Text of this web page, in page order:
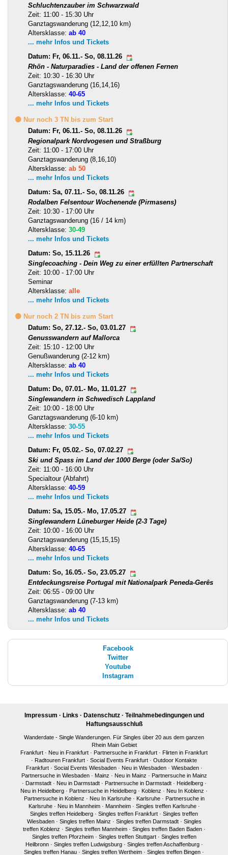
Schluchtenzauber im Schwarzwald
Zeit: 11:00 - 15:30 Uhr
Ganztagswanderung (12,12,10 km)
Altersklasse: ab 40
... mehr Infos und Tickets
Datum: Fr, 06.11.- So, 08.11.26
Rhön - Naturparadies - Land der offenen Fernen
Zeit: 10:30 - 16:30 Uhr
Ganztagswanderung (16,14,16)
Altersklasse: 40-65
... mehr Infos und Tickets
🟡 Nur noch 3 TN bis zum Start
Datum: Fr, 06.11.- So, 08.11.26
Regionalpark Nordvogesen und Straßburg
Zeit: 11:00 - 17:00 Uhr
Ganztagswanderung (8,16,10)
Altersklasse: ab 50
... mehr Infos und Tickets
Datum: Sa, 07.11.- So, 08.11.26
Rodalben Felsentour Wochenende (Pirmasens)
Zeit: 10:30 - 17:00 Uhr
Ganztagswanderung (16 / 14 km)
Altersklasse: 30-49
... mehr Infos und Tickets
Datum: So, 15.11.26
Singlecoaching - Dein Weg zu einer erfüllten Partnerschaft
Zeit: 10:00 - 17:00 Uhr
Seminar
Altersklasse: alle
... mehr Infos und Tickets
🟡 Nur noch 2 TN bis zum Start
Datum: So, 27.12.- So, 03.01.27
Genusswandern auf Mallorca
Zeit: 15:10 - 12:00 Uhr
Genußwanderung (2-12 km)
Altersklasse: ab 40
... mehr Infos und Tickets
Datum: Do, 07.01.- Mo, 11.01.27
Singlewandern in Schwedisch Lappland
Zeit: 10:00 - 18:00 Uhr
Ganztagswanderung (6-10 km)
Altersklasse: 30-55
... mehr Infos und Tickets
Datum: Fr, 05.02.- So, 07.02.27
Ski und Spass im Land der 1000 Berge (oder Sa/So)
Zeit: 11:00 - 16:00 Uhr
Specialtour (Abfahrt)
Altersklasse: 40-59
... mehr Infos und Tickets
Datum: Sa, 15.05.- Mo, 17.05.27
Singlewandern Lüneburger Heide (2-3 Tage)
Zeit: 10:00 - 16:00 Uhr
Ganztagswanderung (15,15,15)
Altersklasse: 40-65
... mehr Infos und Tickets
Datum: So, 16.05.- So, 23.05.27
Entdeckungsreise Portugal mit Nationalpark Peneda-Gerês
Zeit: 06:55 - 09:00 Uhr
Ganztagswanderung (7-13 km)
Altersklasse: ab 40
... mehr Infos und Tickets
Facebook
Twitter
Youtube
Instagram
Impressum · Links · Datenschutz· Teilnahmebedingungen und
Haftungsausschluß
Wanderdate - Single Wanderungen. Für Singles über 20 aus dem ganzen
Rhein Main Gebiet
Frankfurt · Neu in Frankfurt · Partnersuche in Frankfurt · Flirten in Frankfurt
· Radtouren Frankfurt · Social Events Frankfurt · Outdoor Kontakte
Frankfurt· Social Events Wiesbaden· Neu in Wiesbaden· Wiesbaden·
Partnersuche in Wiesbaden· Mainz · Neu in Mainz · Partnersuche in Mainz
· Darmstadt· Neu in Darmstadt· Partnersuche in Darmstadt· Heidelberg·
Neu in Heidelberg · Partnersuche in Heidelberg · Koblenz · Neu In Koblenz ·
Partnersuche in Koblenz · Neu In Karlsruhe· Karlsruhe· Partnersuche in
Karlsruhe· Neu in Mannheim· Mannheim· Singles treffen Karlsruhe·
Singles treffen Heidelberg · Singles treffen Frankfurt · Singles treffen
Wiesbaden· Singles treffen Mainz · Singles treffen Darmstadt· Singles
treffen Koblenz · Singles treffen Mannheim· Singles treffen Baden Baden·
Singles treffen Pforzheim· Singles treffen Stuttgart· Singles treffen
Heilbronn· Singles treffen Ludwigsburg· Singles treffen Aschaffenburg·
Singles treffen Hanau · Singles treffen Wertheim · Singles treffen Bingen ·